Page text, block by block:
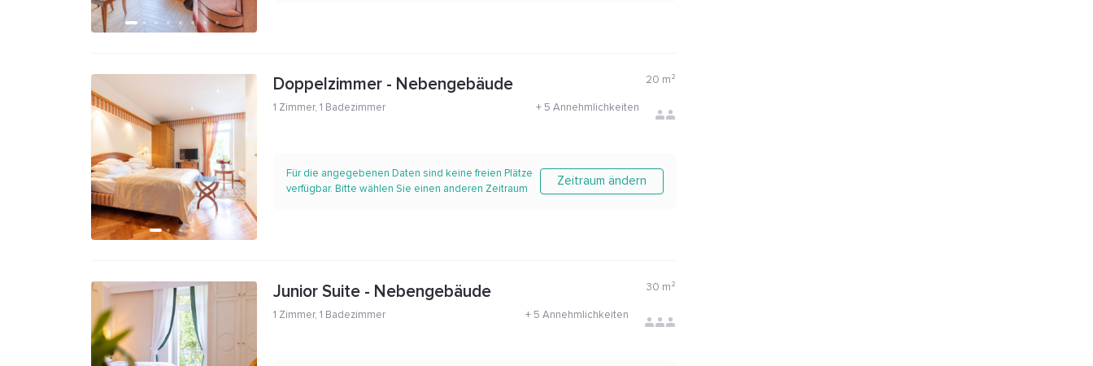
Doppelzimmer - Nebengebäude 20 m²
1 Zimmer, 1 Badezimmer + 5 Annehmlichkeiten
Für die angegebenen Daten sind keine freien Plätze
verfügbar. Bitte wählen Sie einen anderen Zeitraum
Zeitraum ändern
Junior Suite - Nebengebäude 30 m²
1 Zimmer, 1 Badezimmer + 5 Annehmlichkeiten